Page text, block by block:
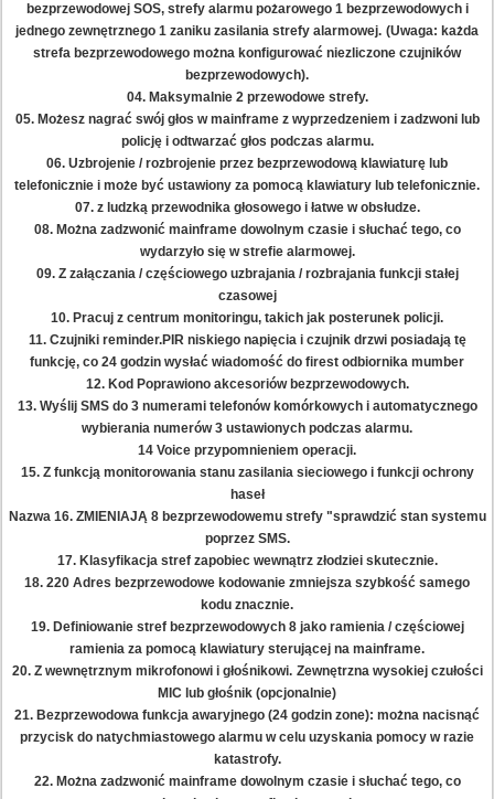
bezprzewodowej SOS, strefy alarmu pożarowego 1 bezprzewodowych i
jednego zewnętrznego 1 zaniku zasilania strefy alarmowej. (Uwaga: każda
strefa bezprzewodowego można konfigurować niezliczone czujników
bezprzewodowych).
04. Maksymalnie 2 przewodowe strefy.
05. Możesz nagrać swój głos w mainframe z wyprzedzeniem i zadzwoni lub
policję i odtwarzać głos podczas alarmu.
06. Uzbrojenie / rozbrojenie przez bezprzewodową klawiaturę lub
telefonicznie i może być ustawiony za pomocą klawiatury lub telefonicznie.
07. z ludzką przewodnika głosowego i łatwe w obsłudze.
08. Można zadzwonić mainframe dowolnym czasie i słuchać tego, co
wydarzyło się w strefie alarmowej.
09. Z załączania / częściowego uzbrajania / rozbrajania funkcji stałej
czasowej
10. Pracuj z centrum monitoringu, takich jak posterunek policji.
11. Czujniki reminder.PIR niskiego napięcia i czujnik drzwi posiadają tę
funkcję, co 24 godzin wysłać wiadomość do firest odbiornika mumber
12. Kod Poprawiono akcesoriów bezprzewodowych.
13. Wyślij SMS do 3 numerami telefonów komórkowych i automatycznego
wybierania numerów 3 ustawionych podczas alarmu.
14 Voice przypomnieniem operacji.
15. Z funkcją monitorowania stanu zasilania sieciowego i funkcji ochrony
haseł
Nazwa 16. ZMIENIAJĄ 8 bezprzewodowemu strefy "sprawdzić stan systemu
poprzez SMS.
17. Klasyfikacja stref zapobiec wewnątrz złodziei skutecznie.
18. 220 Adres bezprzewodowe kodowanie zmniejsza szybkość samego
kodu znacznie.
19. Definiowanie stref bezprzewodowych 8 jako ramienia / częściowej
ramienia za pomocą klawiatury sterującej na mainframe.
20. Z wewnętrznym mikrofonowi i głośnikowi. Zewnętrzna wysokiej czułości
MIC lub głośnik (opcjonalnie)
21. Bezprzewodowa funkcja awaryjnego (24 godzin zone): można nacisnąć
przycisk do natychmiastowego alarmu w celu uzyskania pomocy w razie
katastrofy.
22. Można zadzwonić mainframe dowolnym czasie i słuchać tego, co